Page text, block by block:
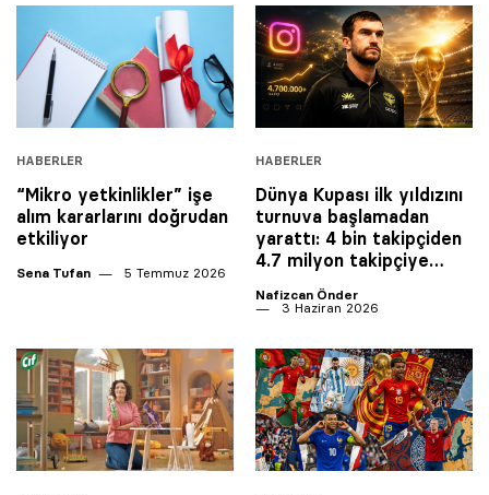
HABERLER
“Mikro yetkinlikler” işe
alım kararlarını doğrudan
etkiliyor
Sena Tufan 5 Temmuz 2026
HABERLER
Dünya Kupası ilk yıldızını
turnuva başlamadan
yarattı: 4 bin takipçiden
4.7 milyon takipçiye…
Nafizcan Önder
3 Haziran 2026